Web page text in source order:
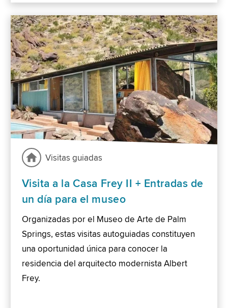
Visitas guiadas
Visita a la Casa Frey II + Entradas de
un día para el museo
Organizadas por el Museo de Arte de Palm
Springs, estas visitas autoguiadas constituyen
una oportunidad única para conocer la
residencia del arquitecto modernista Albert
Frey.